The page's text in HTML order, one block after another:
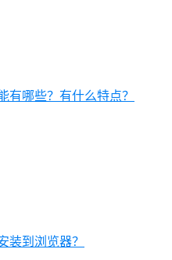
有哪些？有什么特点？
装到浏览器？